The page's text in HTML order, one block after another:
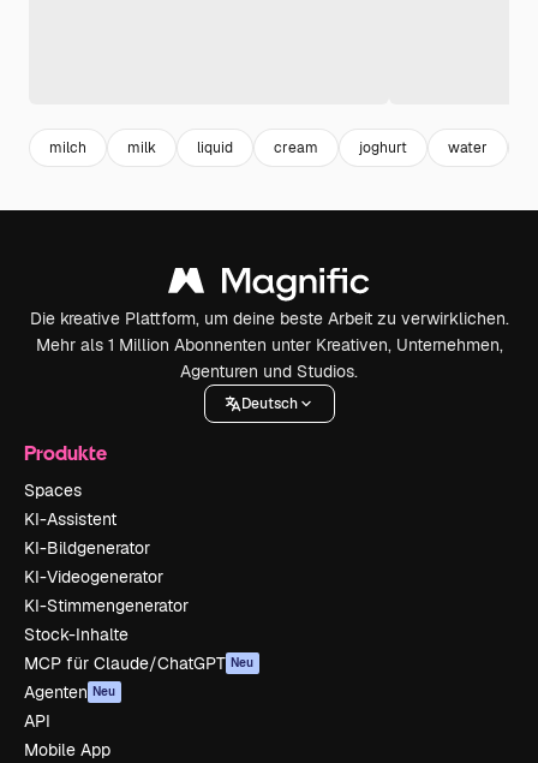
milch milk liquid cream joghurt water
Die kreative Plattform, um deine beste Arbeit zu verwirklichen.
Mehr als 1 Million Abonnenten unter Kreativen, Unternehmen,
Agenturen und Studios.
Deutsch
Produkte
Spaces
KI-Assistent
KI-Bildgenerator
KI-Videogenerator
KI-Stimmengenerator
Stock-Inhalte
MCP für Claude/ChatGPT Neu
Agenten Neu
API
Mobile App